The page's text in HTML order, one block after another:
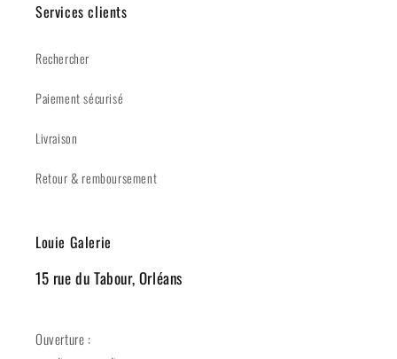
Services clients
Rechercher
Paiement sécurisé
Livraison
Retour & remboursement
Louie Galerie
15 rue du Tabour, Orléans
Ouverture :